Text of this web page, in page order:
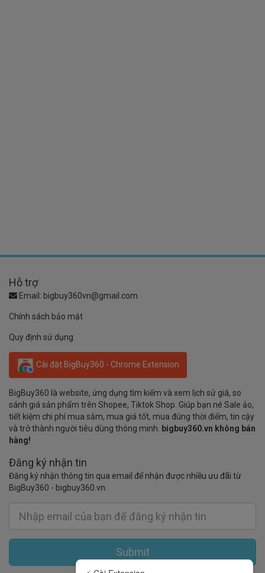
Hỗ trợ
Email: bigbuy360vn@gmail.com
Chính sách bảo mật
Quy định sử dụng
Cài đặt BigBuy360 - Chrome Extension
BigBuy360 là website, ứng dụng tìm kiếm và xem lịch sử giá, so
sánh giá sản phẩm trên Shopee, Tiktok Shop. Giúp bạn né Sale ảo,
tiết kiệm chi phí mua sắm, mua giá tốt, mua đúng thời điểm, tin cậy
và trở thành người tiêu dùng thông minh.
bigbuy360.vn không bán
hàng!
Đăng ký nhận tin
Đăng ký nhận thông tin qua email để nhận được nhiều ưu đãi từ
BigBuy360 - bigbuy360.vn.
Submit